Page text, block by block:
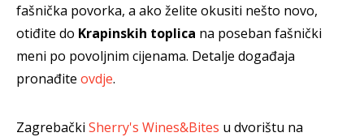
fašnička povorka, a ako želite okusiti nešto novo,
otiđite do Krapinskih toplica na poseban fašnički
meni po povoljnim cijenama. Detalje događaja
pronađite ovdje.
Zagrebački Sherry's Wines&Bites u dvorištu na